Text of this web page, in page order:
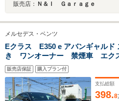
販売店： Ｎ＆Ｉ Ｇａｒａｇｅ
メルセデス・ベンツ
Eクラス E350 e アバンギャル
き ワンオーナー 禁煙車 エク
ジ 全周囲カメラ パノラミックス
フ 黒革シート アンビエントラ
ター ブルメスターサウンド パ
販売店保証 購入プラン付
支払総額
398.8